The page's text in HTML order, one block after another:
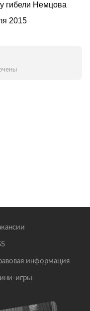
гибели Немцова
2015
информация
игры